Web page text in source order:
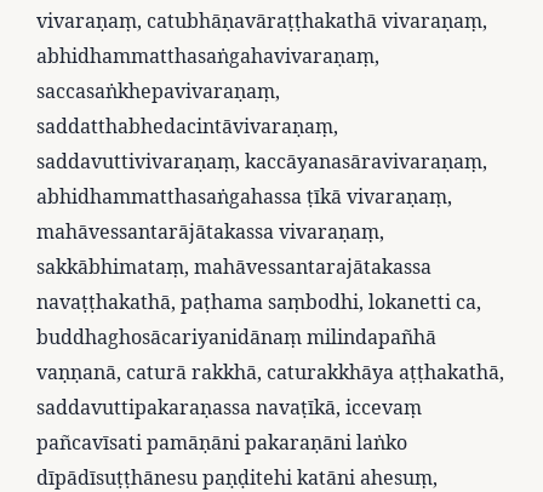
vivaraṇaṃ, catubhāṇavāraṭṭhakathā vivaraṇaṃ,
abhidhammatthasaṅgahavivaraṇaṃ,
saccasaṅkhepavivaraṇaṃ,
saddatthabhedacintāvivaraṇaṃ,
saddavuttivivaraṇaṃ, kaccāyanasāravivaraṇaṃ,
abhidhammatthasaṅgahassa ṭīkā vivaraṇaṃ,
mahāvessantarājātakassa vivaraṇaṃ,
sakkābhimataṃ, mahāvessantarajātakassa
navaṭṭhakathā, paṭhama saṃbodhi, lokanetti ca,
buddhaghosācariyanidānaṃ milindapañhā
vaṇṇanā, caturā rakkhā, caturakkhāya aṭṭhakathā,
saddavuttipakaraṇassa navaṭīkā, iccevaṃ
pañcavīsati pamāṇāni pakaraṇāni laṅko
dīpādīsuṭṭhānesu paṇḍitehi katāni ahesuṃ,